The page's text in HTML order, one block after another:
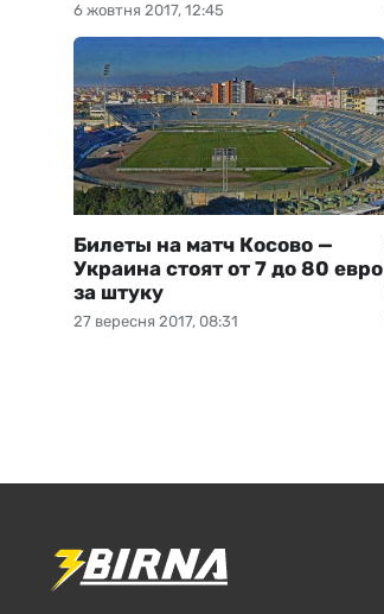
6 жовтня 2017, 12:45
27 вересня 2017, 08:31
Билеты на матч Косово —
Украина стоят от 7 до 80 евро
за штуку